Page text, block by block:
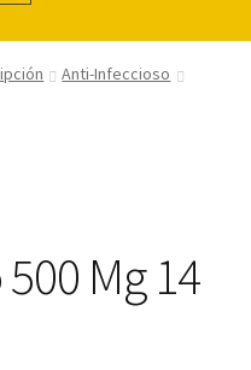
Anti-Infeccioso
Mg 14